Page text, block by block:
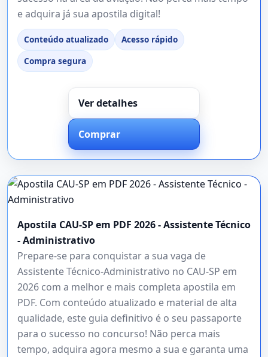
e adquira já sua apostila digital!
Conteúdo atualizado
Acesso rápido
Compra segura
Ver detalhes
Comprar
Apostila CAU-SP em PDF 2026 - Assistente Técnico
- Administrativo
Prepare-se para conquistar a sua vaga de
Assistente Técnico-Administrativo no CAU-SP em
2026 com a melhor e mais completa apostila em
PDF. Com conteúdo atualizado e material de alta
qualidade, este guia definitivo é o seu passaporte
para o sucesso no concurso! Não perca mais
tempo, adquira agora mesmo a sua e garanta uma